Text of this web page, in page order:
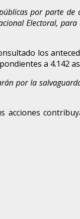
por parte de
Electoral,
los
a 4.142
por la
acciones